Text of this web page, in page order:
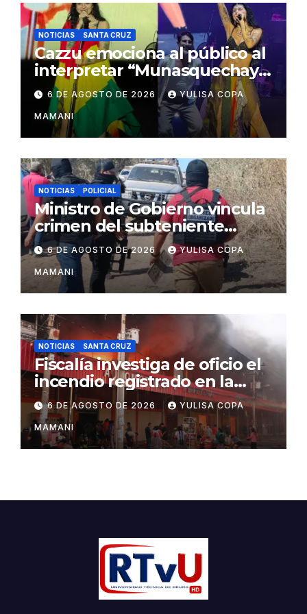
NOTICIAS SANTA CRUZ
Cazzu emociona al público al
interpretar “Munasquechay”
en su concierto en Santa
Cruz
6 DE AGOSTO DE 2026 YULISA COPA
MAMANI
NOTICIAS POLICIAL
Ministro de Gobierno vincula
crimen del subteniente
Salazar con la red de
Sebastián Marset
6 DE AGOSTO DE 2026 YULISA COPA
MAMANI
NOTICIAS SANTA CRUZ
Fiscalía investiga de oficio el
incendio registrado en la
feria Barrio Lindo
6 DE AGOSTO DE 2026 YULISA COPA
MAMANI